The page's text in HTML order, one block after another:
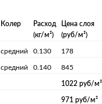
Колер
Расход
(кг/м²)
Цена слоя
(руб/м²)
средний 0.130 178
средний 0.140 845
1022 руб/м²
971 руб/м²